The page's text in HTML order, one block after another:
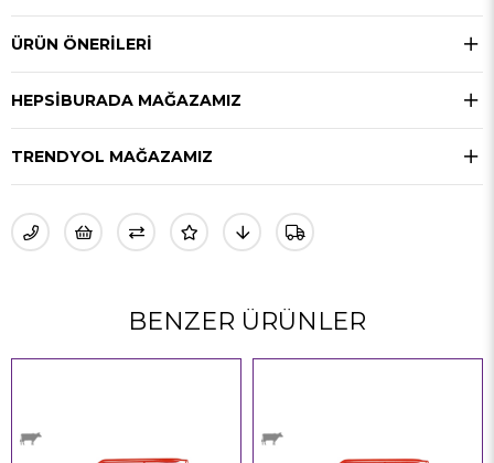
ÜRÜN ÖNERILERI
HEPSIBURADA MAĞAZAMIZ
TRENDYOL MAĞAZAMIZ
BENZER ÜRÜNLER